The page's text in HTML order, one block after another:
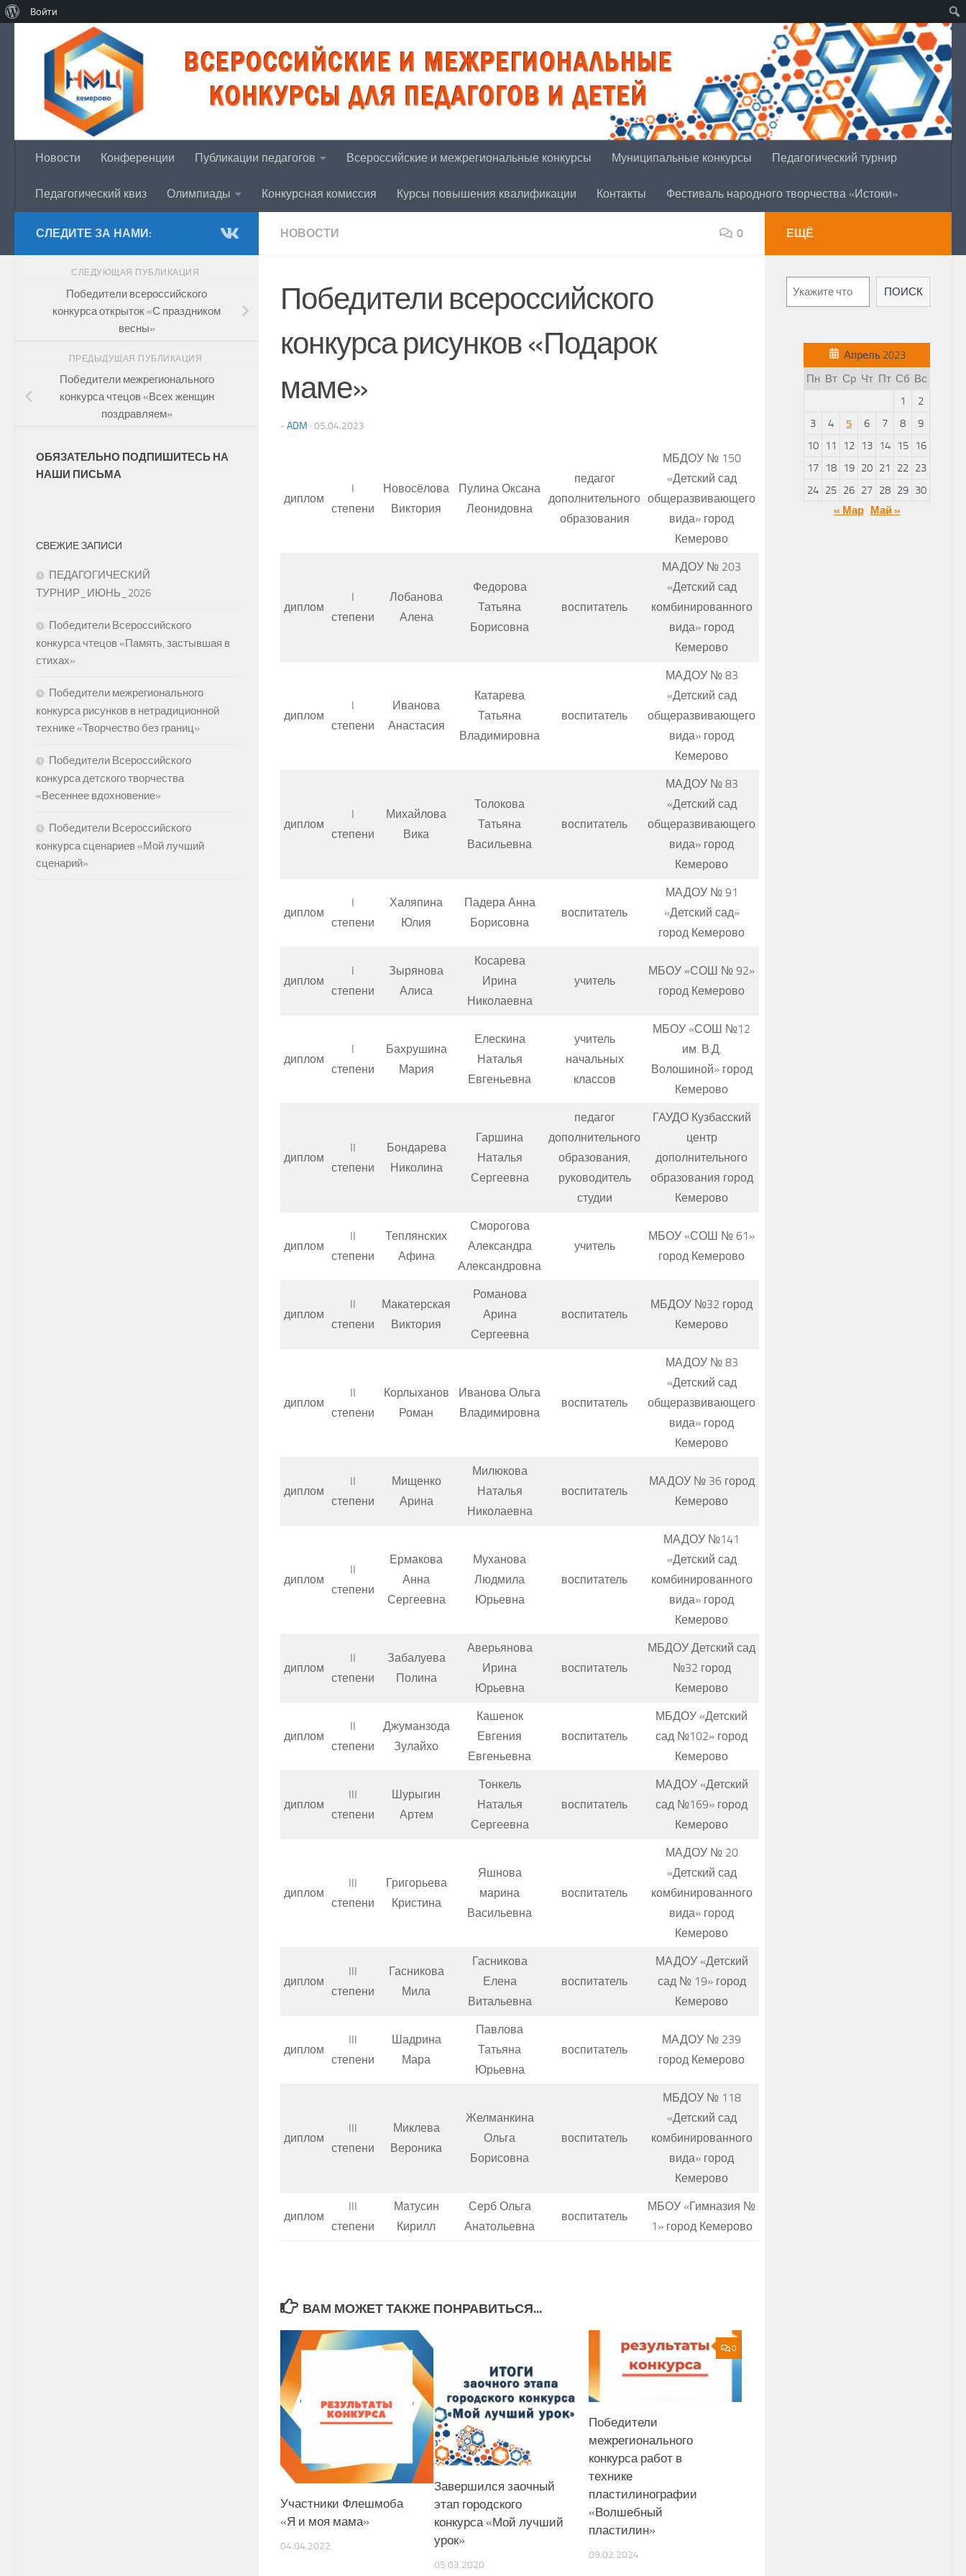
Войти
Перейти к содержимому
Новости Конференции Публикации педагогов Всероссийские и межрегиональные конкурсы Муниципальные конкурсы Педагогический турнир
Педагогический квиз Олимпиады Конкурсная комиссия Курсы повышения квалификации Контакты Фестиваль народного творчества «Истоки»
НОВОСТИ 0
Победители всероссийского
конкурса рисунков «Подарок
маме»
- ADM · 05.04.2023
диплом
I
степени
Новосёлова
Виктория
Пулина Оксана
Леонидовна
педагог
дополнительного
образования
МБДОУ № 150
«Детский сад
общеразвивающего
вида» город
Кемерово
диплом
I
степени
Лобанова
Алена
Федорова
Татьяна
Борисовна
воспитатель
МАДОУ № 203
«Детский сад
комбинированного
вида» город
Кемерово
диплом
I
степени
Иванова
Анастасия
Катарева
Татьяна
Владимировна
воспитатель
МАДОУ № 83
«Детский сад
общеразвивающего
вида» город
Кемерово
диплом
I
степени
Михайлова
Вика
Толокова
Татьяна
Васильевна
воспитатель
МАДОУ № 83
«Детский сад
общеразвивающего
вида» город
Кемерово
диплом
I
степени
Халяпина
Юлия
Падера Анна
Борисовна
воспитатель
МАДОУ № 91
«Детский сад»
город Кемерово
диплом
I
степени
Зырянова
Алиса
Косарева
Ирина
Николаевна
учитель
МБОУ «СОШ № 92»
город Кемерово
диплом
I
степени
Бахрушина
Мария
Елескина
Наталья
Евгеньевна
учитель
начальных
классов
МБОУ «СОШ №12
им. В.Д.
Волошиной» город
Кемерово
диплом
II
степени
Бондарева
Николина
Гаршина
Наталья
Сергеевна
педагог
дополнительного
образования,
руководитель
студии
ГАУДО Кузбасский
центр
дополнительного
образования город
Кемерово
диплом
II
степени
Теплянских
Афина
Сморогова
Александра
Александровна
учитель
МБОУ «СОШ № 61»
город Кемерово
диплом
II
степени
Макатерская
Виктория
Романова
Арина
Сергеевна
воспитатель
МБДОУ №32 город
Кемерово
диплом
II
степени
Корлыханов
Роман
Иванова Ольга
Владимировна
воспитатель
МАДОУ № 83
«Детский сад
общеразвивающего
вида» город
Кемерово
диплом
II
степени
Мищенко
Арина
Милюкова
Наталья
Николаевна
воспитатель
МАДОУ № 36 город
Кемерово
диплом
II
степени
Ермакова
Анна
Сергеевна
Муханова
Людмила
Юрьевна
воспитатель
МАДОУ №141
«Детский сад
комбинированного
вида» город
Кемерово
диплом
II
степени
Забалуева
Полина
Аверьянова
Ирина
Юрьевна
воспитатель
МБДОУ Детский сад
№32 город
Кемерово
диплом
II
степени
Джуманзода
Зулайхо
Кашенок
Евгения
Евгеньевна
воспитатель
МБДОУ «Детский
сад №102» город
Кемерово
диплом
III
степени
Шурыгин
Артем
Тонкель
Наталья
Сергеевна
воспитатель
МАДОУ «Детский
сад №169» город
Кемерово
диплом
III
степени
Григорьева
Кристина
Яшнова
марина
Васильевна
воспитатель
МАДОУ № 20
«Детский сад
комбинированного
вида» город
Кемерово
диплом
III
степени
Гасникова
Мила
Гасникова
Елена
Витальевна
воспитатель
МАДОУ «Детский
сад № 19» город
Кемерово
диплом
III
степени
Шадрина
Мара
Павлова
Татьяна
Юрьевна
воспитатель
МАДОУ № 239
город Кемерово
диплом
III
степени
Миклева
Вероника
Желманкина
Ольга
Борисовна
воспитатель
МБДОУ № 118
«Детский сад
комбинированного
вида» город
Кемерово
диплом
III
степени
Матусин
Кирилл
Серб Ольга
Анатольевна
воспитатель
МБОУ «Гимназия №
1» город Кемерово
ВАМ МОЖЕТ ТАКЖЕ ПОНРАВИТЬСЯ...
Участники Флешмоба
«Я и моя мама»
04.04.2022
Завершился заочный
этап городского
конкурса «Мой лучший
урок»
05.03.2020
0
Победители
межрегионального
конкурса работ в
технике
пластилинографии
«Волшебный
пластилин»
09.02.2024
СЛЕДИТЕ ЗА НАМИ:
СЛЕДУЮЩАЯ ПУБЛИКАЦИЯ
Победители всероссийского
конкурса открыток «С праздником
весны»
ПРЕДЫДУЩАЯ ПУБЛИКАЦИЯ
Победители межрегионального
конкурса чтецов «Всех женщин
поздравляем»
ОБЯЗАТЕЛЬНО ПОДПИШИТЕСЬ НА
НАШИ ПИСЬМА
СВЕЖИЕ ЗАПИСИ
ПЕДАГОГИЧЕСКИЙ
ТУРНИР_ИЮНЬ_2026
Победители Всероссийского
конкурса чтецов «Память, застывшая в
стихах»
Победители межрегионального
конкурса рисунков в нетрадиционной
технике «Творчество без границ»
Победители Всероссийского
конкурса детского творчества
«Весеннее вдохновение»
Победители Всероссийского
конкурса сценариев «Мой лучший
сценарий»
ЕЩЁ
Поиск
ПОИСК
Апрель 2023
Пн Вт Ср Чт Пт Сб Вс
1
2
3
4 5 6 7 8
9
10
11 12 13 14 15
16
17
18 19 20 21 22 23
24 25 26 27 28 29 30
« Мар Май »